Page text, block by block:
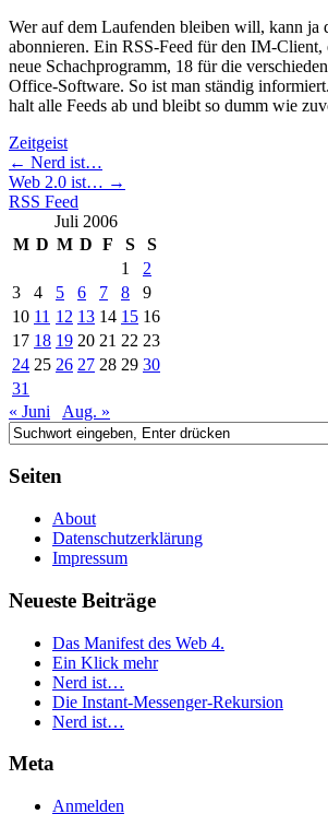
Wer auf dem Laufenden bleiben will, kann ja
abonnieren. Ein RSS-Feed für den IM-Client,
neue Schachprogramm, 18 für die
Office-Software. So ist man ständig
halt alle Feeds ab und bleibt so dumm wie
Zeitgeist
← Nerd ist…
Web 2.0 ist… →
RSS Feed
Juli 2006
M D M D F S
S
1
2
3
4 5 6 7 8
9
10 11 12 13 14 15 16
17 18 19 20 21 22 23
24 25 26 27 28 29 30
31
« Juni
Aug. »
Seiten
About
Datenschutzerklärung
Impressum
Neueste Beiträge
Das Manifest des Web 4.
Ein Klick mehr
Nerd ist…
Die Instant-Messenger-Rekursion
Nerd ist…
Meta
Anmelden